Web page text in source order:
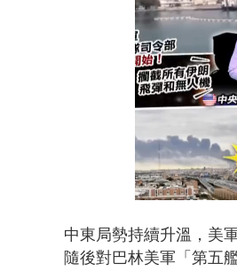
Unmute
中東局勢持續升溫，美
隨後對巴林美軍「第五